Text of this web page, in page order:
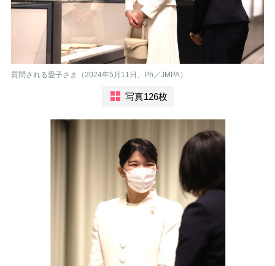
質問される愛子さま（2024年5月11日、Ph／JMPA）
写真126枚